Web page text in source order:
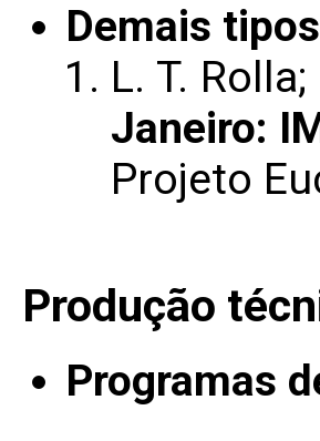
Demais
L. T.
Janeiro:
Projeto
Produção
Programas